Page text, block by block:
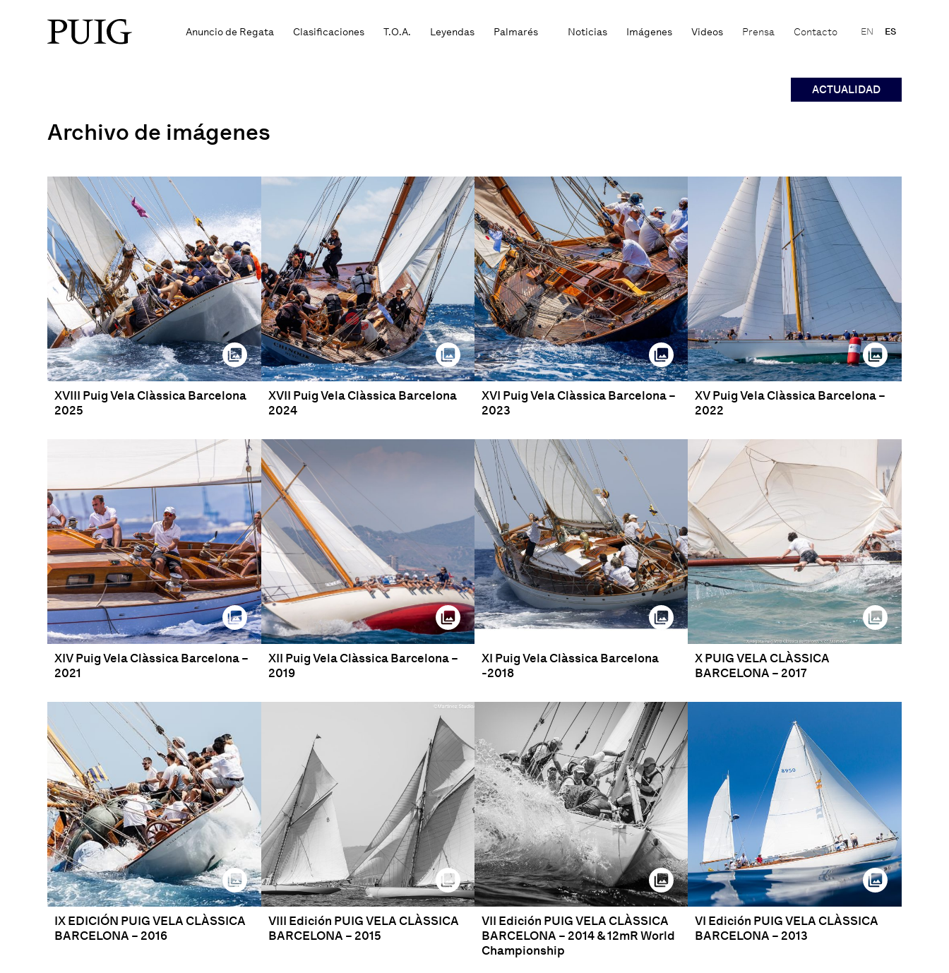
Anuncio de Regata Clasificaciones T.O.A. Leyendas Palmarés Noticias Imágenes Videos Prensa Contacto EN ES
Archivo de imágenes
ACTUALIDAD
XVIII Puig Vela Clàssica Barcelona
2025
XVII Puig Vela Clàssica Barcelona
2024
XVI Puig Vela Clàssica Barcelona –
2023
XV Puig Vela Clàssica Barcelona –
2022
XIV Puig Vela Clàssica Barcelona –
2021
XII Puig Vela Clàssica Barcelona –
2019
XI Puig Vela Clàssica Barcelona
-2018
X PUIG VELA CLÀSSICA
BARCELONA – 2017
IX EDICIÓN PUIG VELA CLÀSSICA
BARCELONA – 2016
VIII Edición PUIG VELA CLÀSSICA
BARCELONA – 2015
VII Edición PUIG VELA CLÀSSICA
BARCELONA – 2014 & 12mR World
Championship
VI Edición PUIG VELA CLÀSSICA
BARCELONA – 2013